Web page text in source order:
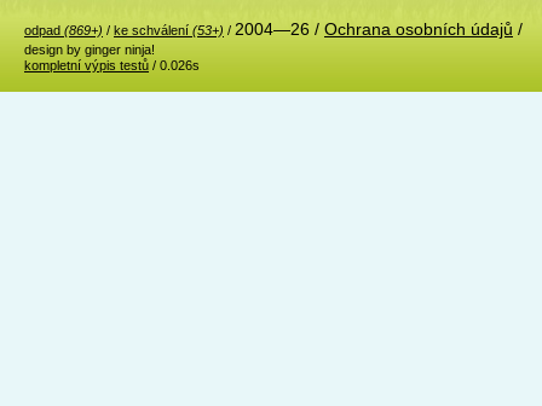
odpad (869+) / ke schválení (53+) / 2004—26 / Ochrana osobních údajů /
design by ginger ninja!
kompletní výpis testů / 0.026s